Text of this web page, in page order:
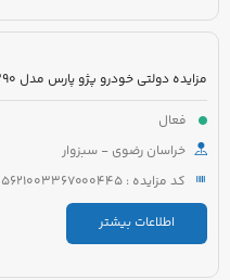
مزایده دولتی خودرو پژو پارس مدل 1390 رنگ سفید
فعال
خراسان رضوی - سبزوار
کد مزایده : 5621003367000445
اطلاعات بیشتر